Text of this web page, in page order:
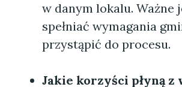
w danym lokalu. Ważne
spełniać wymagania
przystąpić do procesu.
Jakie korzyści płyną z